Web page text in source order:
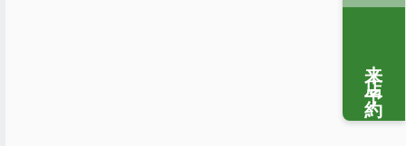
来店予約